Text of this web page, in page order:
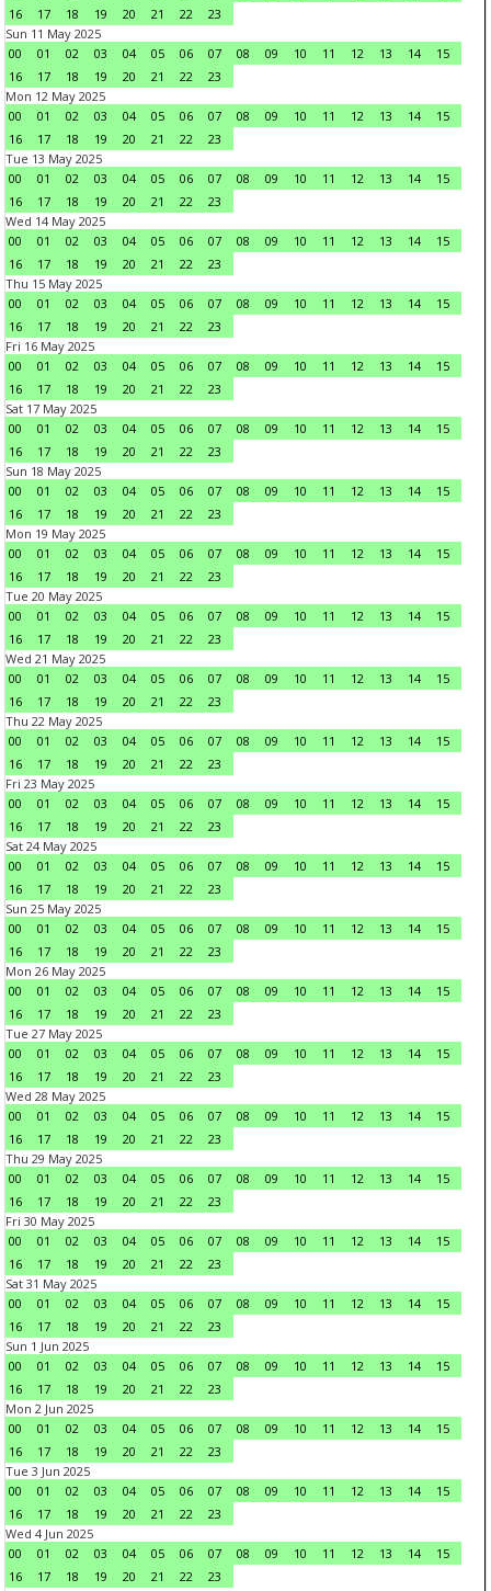
16
17 18 19 20 21 22
23
Sun 11 May 2025
00
01 02 03 04 05 06 07 08 09 10 11 12 13 14
15
16
17 18 19 20 21 22
23
Mon 12 May 2025
00
01 02 03 04 05 06 07 08 09 10 11 12 13 14
15
16
17 18 19 20 21 22
23
Tue 13 May 2025
00
01 02 03 04 05 06 07 08 09 10 11 12 13 14
15
16
17 18 19 20 21 22
23
Wed 14 May 2025
00
01 02 03 04 05 06 07 08 09 10 11 12 13 14
15
16
17 18 19 20 21 22
23
Thu 15 May 2025
00
01 02 03 04 05 06 07 08 09 10 11 12 13 14
15
16
17 18 19 20 21 22
23
Fri 16 May 2025
00
01 02 03 04 05 06 07 08 09 10 11 12 13 14
15
16
17 18 19 20 21 22
23
Sat 17 May 2025
00
01 02 03 04 05 06 07 08 09 10 11 12 13 14
15
16
17 18 19 20 21 22
23
Sun 18 May 2025
00
01 02 03 04 05 06 07 08 09 10 11 12 13 14
15
16
17 18 19 20 21 22
23
Mon 19 May 2025
00
01 02 03 04 05 06 07 08 09 10 11 12 13 14
15
16
17 18 19 20 21 22
23
Tue 20 May 2025
00
01 02 03 04 05 06 07 08 09 10 11 12 13 14
15
16
17 18 19 20 21 22
23
Wed 21 May 2025
00
01 02 03 04 05 06 07 08 09 10 11 12 13 14
15
16
17 18 19 20 21 22
23
Thu 22 May 2025
00
01 02 03 04 05 06 07 08 09 10 11 12 13 14
15
16
17 18 19 20 21 22
23
Fri 23 May 2025
00
01 02 03 04 05 06 07 08 09 10 11 12 13 14
15
16
17 18 19 20 21 22
23
Sat 24 May 2025
00
01 02 03 04 05 06 07 08 09 10 11 12 13 14
15
16
17 18 19 20 21 22
23
Sun 25 May 2025
00
01 02 03 04 05 06 07 08 09 10 11 12 13 14
15
16
17 18 19 20 21 22
23
Mon 26 May 2025
00
01 02 03 04 05 06 07 08 09 10 11 12 13 14
15
16
17 18 19 20 21 22
23
Tue 27 May 2025
00
01 02 03 04 05 06 07 08 09 10 11 12 13 14
15
16
17 18 19 20 21 22
23
Wed 28 May 2025
00
01 02 03 04 05 06 07 08 09 10 11 12 13 14
15
16
17 18 19 20 21 22
23
Thu 29 May 2025
00
01 02 03 04 05 06 07 08 09 10 11 12 13 14
15
16
17 18 19 20 21 22
23
Fri 30 May 2025
00
01 02 03 04 05 06 07 08 09 10 11 12 13 14
15
16
17 18 19 20 21 22
23
Sat 31 May 2025
00
01 02 03 04 05 06 07 08 09 10 11 12 13 14
15
16
17 18 19 20 21 22
23
Sun 1 Jun 2025
00
01 02 03 04 05 06 07 08 09 10 11 12 13 14
15
16
17 18 19 20 21 22
23
Mon 2 Jun 2025
00
01 02 03 04 05 06 07 08 09 10 11 12 13 14
15
16
17 18 19 20 21 22
23
Tue 3 Jun 2025
00
01 02 03 04 05 06 07 08 09 10 11 12 13 14
15
16
17 18 19 20 21 22
23
Wed 4 Jun 2025
00
01 02 03 04 05 06 07 08 09 10 11 12 13 14
15
16
17 18 19 20 21 22
23